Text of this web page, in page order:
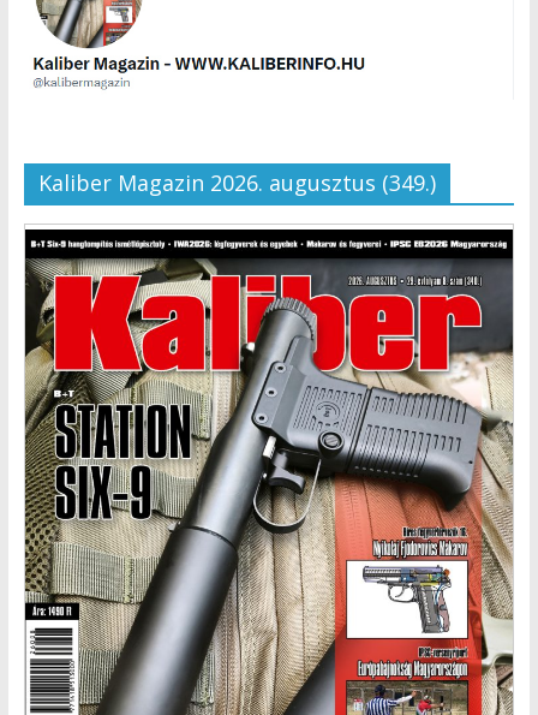
Kaliber Magazin 2026. augusztus (349.)